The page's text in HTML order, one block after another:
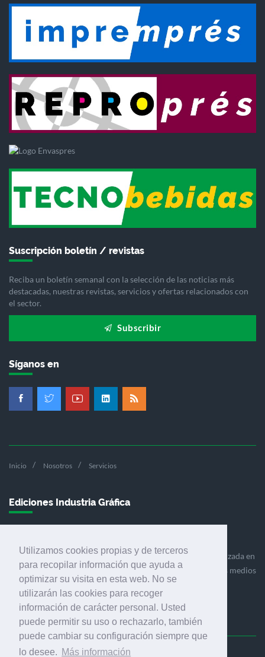
Utilizamos cookies propias y de terceros
para recopilar información que ayuda a
optimizar su visita en esta web. No se
utilizarán las cookies para recoger
información de carácter personal. Usted
puede permitir su uso o rechazarlo, también
puede cambiar su configuración siempre que
lo desee. Más información
Suscripción boletín / revistas
Reciba un boletín semanal con la selección de las noticias más
destacadas, nuestras revistas, servicios y ofertas relacionados con
el sector.
Subscribir
Síganos en
Inicio Nosotros Servicios
Ediciones Industria Gráfica
Ediciones Industria Gráfica es una empresa editora especializada en
el mercado de la comunicación gráfica que engloba diversos medios
profesionales especializados en el mercado gráfico, la
comunicación visual y el envasado.